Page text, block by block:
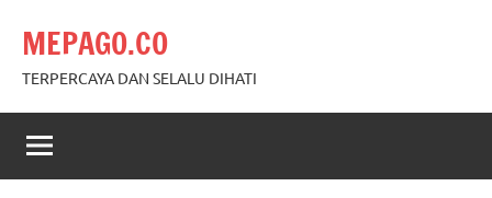
content
MEPAGO.CO
TERPERCAYA DAN SELALU DIHATI